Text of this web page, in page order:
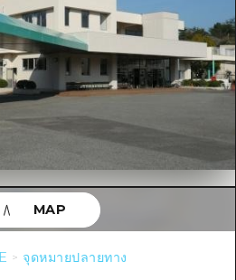
ำ
นท์ / เทศกาล
สเลิศ / สุรา
กรยาน
เทิงยามค่ำคืน
Hiroshima
โมชิ โมชิ ทราเวล
อบเมืองฮิโรชิม่า
ายทาง
อบเมืองฮิโรชิม่า
ฤดูกาล
ประโยชน์
าถึง
จุดหมายปลายทาง
MAP